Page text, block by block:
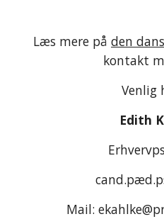
Læs mere på den
kontakt
Venlig
Edith
Mail: